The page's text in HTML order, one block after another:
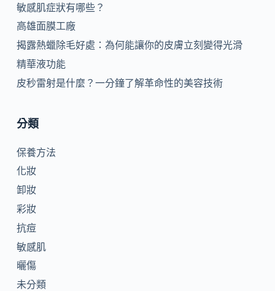
敏感肌症狀有哪些？
高雄面膜工廠
揭露熱蠟除毛好處：為何能讓你的皮膚立刻變得光滑
精華液功能
皮秒雷射是什麼？一分鐘了解革命性的美容技術
分類
保養方法
化妝
卸妝
彩妝
抗痘
敏感肌
曬傷
未分類